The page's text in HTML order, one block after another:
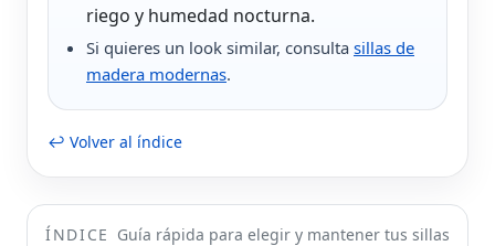
riego y humedad nocturna.
Si quieres un look similar, consulta sillas de
madera modernas.
↩ Volver al índice
ÍNDICE Guía rápida para elegir y mantener tus sillas